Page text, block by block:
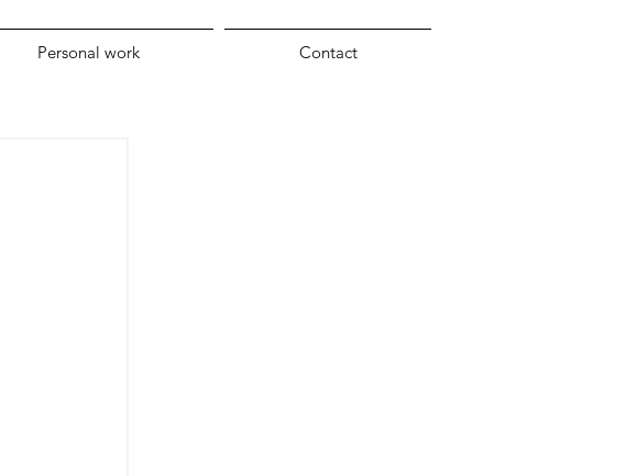
Personal work Contact